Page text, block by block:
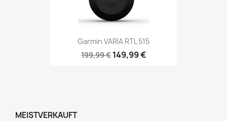
Garmin VARIA RTL 515
199,99 € 149,99 €
MEISTVERKAUFT